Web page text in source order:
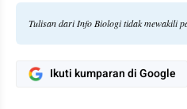
Tulisan dari Info Biologi tidak mewakili
Ikuti kumparan di Google